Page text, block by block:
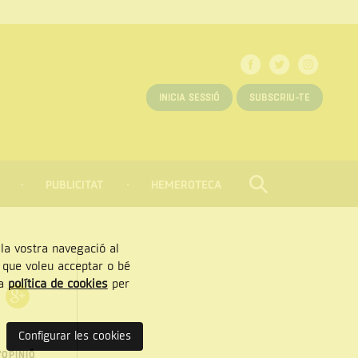
INICIA SESSIÓ SUBSCRIU-TE
PUBLICITAT HEMEROTECA CERCAR
vostra navegació al
voleu acceptar o bé
política de cookiesper
Configurar les cookies